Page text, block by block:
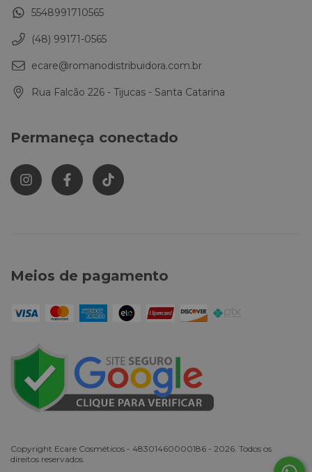
5548991710565
(48) 99171-0565
ecare@romanodistribuidora.com.br
Rua Falcão 226 - Tijucas - Santa Catarina
Permaneça conectado
Meios de pagamento
Copyright Ecare Cosméticos - 48301460000186 - 2026. Todos os
direitos reservados.